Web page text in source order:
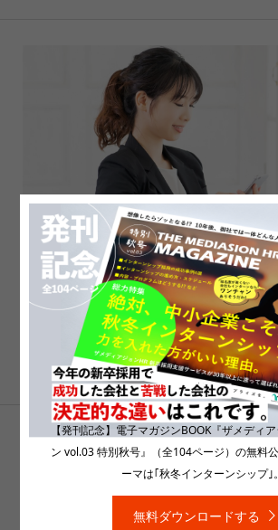
2021年卒の就活生が好印象をもっ
ページ第1位はどの企業！？ コロ
かり閲覧する人の割合も増えてい
1 … 6 7 8
【発刊記念】電子マガジンBOOK『ザメディ
ン vol.03 特別秋号』（全104ページ）の無料
ーマは｢秋冬インターンシップ｣。
無料ダウンロードする